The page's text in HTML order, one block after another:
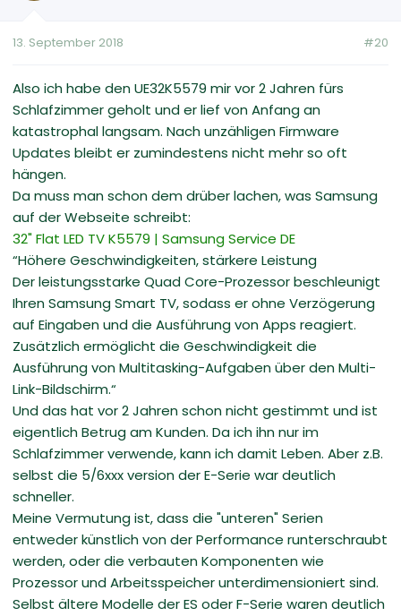
13. September 2018 #20
Also ich habe den UE32K5579 mir vor 2 Jahren fürs
Schlafzimmer geholt und er lief von Anfang an
katastrophal langsam. Nach unzähligen Firmware
Updates bleibt er zumindestens nicht mehr so oft
hängen.
Da muss man schon dem drüber lachen, was Samsung
auf der Webseite schreibt:
32" Flat LED TV K5579 | Samsung Service DE
“Höhere Geschwindigkeiten, stärkere Leistung
Der leistungsstarke Quad Core-Prozessor beschleunigt
Ihren Samsung Smart TV, sodass er ohne Verzögerung
auf Eingaben und die Ausführung von Apps reagiert.
Zusätzlich ermöglicht die Geschwindigkeit die
Ausführung von Multitasking-Aufgaben über den Multi-
Link-Bildschirm.“
Und das hat vor 2 Jahren schon nicht gestimmt und ist
eigentlich Betrug am Kunden. Da ich ihn nur im
Schlafzimmer verwende, kann ich damit Leben. Aber z.B.
selbst die 5/6xxx version der E-Serie war deutlich
schneller.
Meine Vermutung ist, dass die "unteren" Serien
entweder künstlich von der Performance runterschraubt
werden, oder die verbauten Komponenten wie
Prozessor und Arbeitsspeicher unterdimensioniert sind.
Selbst ältere Modelle der ES oder F-Serie waren deutlich